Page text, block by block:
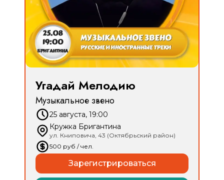
Угадай Мелодию
Музыкальное звено
25 августа, 19:00
Кружка Бригантина
ул. Книповича, 43 (Октябрьский район)
500 руб / чел.
Зарегистрироваться